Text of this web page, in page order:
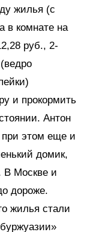
жилья (с
в комнате на
руб., 2-
и прокормить
Антон
при этом еще и
домик,
В Москве и
дороже.
жилья стали